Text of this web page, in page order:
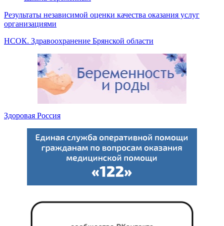
Результаты независимой оценки качества оказания услуг
организациями
НСОК. Здравоохранение Брянской области
Здоровая Россия